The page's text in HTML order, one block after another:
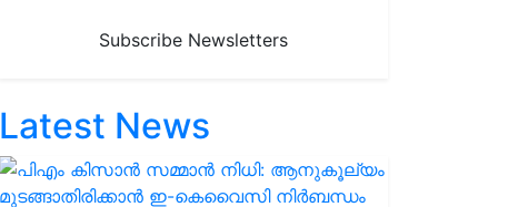
Subscribe Newsletters
Latest News